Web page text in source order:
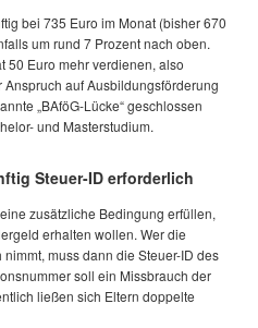
bei 735 Euro im Monat (bisher 670
um rund 7 Prozent nach oben.
50 Euro mehr verdienen, also
auf Ausbildungsförderung
„BAföG-Lücke“ geschlossen
und Masterstudium.
Steuer-ID erforderlich
zusätzliche Bedingung erfüllen,
erhalten wollen. Wer die
muss dann die Steuer-ID des
soll ein Missbrauch der
ließen sich Eltern doppelte